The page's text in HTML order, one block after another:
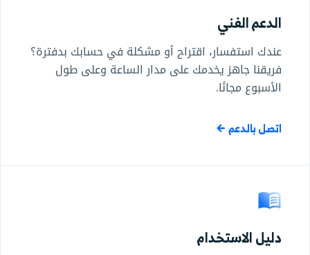
الدعم الفني
عندك استفسار، اقتراح أو مشكلة في حسابك بدفترة؟
فريقنا جاهز يخدمك على مدار الساعة وعلى طول
الأسبوع مجانًا.
اتصل بالدعم
دليل الاستخدام